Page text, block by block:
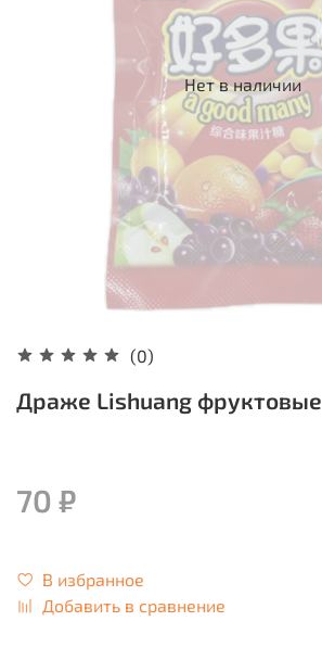
Нет в наличии
(0)
Драже Lishuang фруктовые
70 ₽
В избранное
Добавить в сравнение